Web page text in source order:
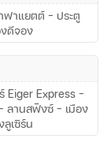
าแยตต์ – ประตู
ดีจอง
Eiger Express –
ลานสฟิงซ์ – เมือง
เซิร์น